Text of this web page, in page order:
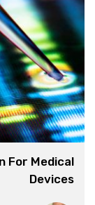
For Medical
Devices